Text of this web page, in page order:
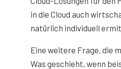
in die Cloud auch
natürlich individuell
Eine weitere Frage, die
Was geschieht, wenn